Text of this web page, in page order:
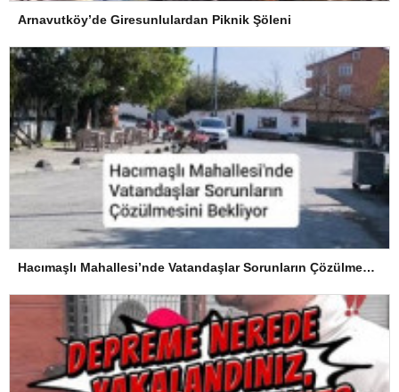
Arnavutköy’de Giresunlulardan Piknik Şöleni
Hacımaşlı Mahallesi’nde Vatandaşlar Sorunların Çözülmesini Bekliyor